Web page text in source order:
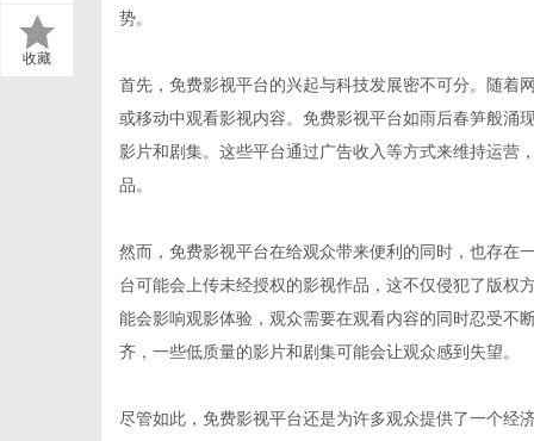
收藏
势。
首先，免费影视平台的兴起与科技发展密不可分。随着
或移动中观看影视内容。免费影视平台如雨后春笋般涌
影片和剧集。这些平台通过广告收入等方式来维持运营
品。
然而，免费影视平台在给观众带来便利的同时，也存在
台可能会上传未经授权的影视作品，这不仅侵犯了版权
能会影响观影体验，观众需要在观看内容的同时忍受不
齐，一些低质量的影片和剧集可能会让观众感到失望。
尽管如此，免费影视平台还是为许多观众提供了一个经